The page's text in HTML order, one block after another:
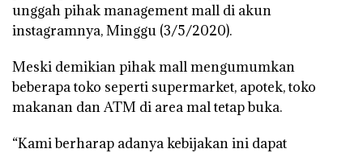
unggah pihak management mall di akun
instagramnya, Minggu (3/5/2020).
Meski demikian pihak mall mengumumkan
beberapa toko seperti supermarket, apotek, toko
makanan dan ATM di area mal tetap buka.
“Kami berharap adanya kebijakan ini dapat